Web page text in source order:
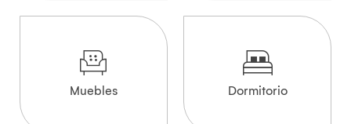
Muebles Dormitorio